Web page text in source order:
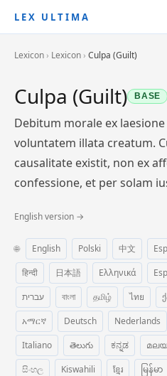
LEX ULTIMA
Lexicon › Lexicon › Culpa (Guilt)
Culpa (Guilt) BASE
Debitum morale ex
voluntatem illata creatum.
causalitate existit, non ex
confessione, et per solam
English version →
🌐 English Polski 中文
हिन्दी
日本語 Ελληνικά
עברית
বাংলা தமிழ் ไทย
አማርኛ
Deutsch Nederlands
Italiano
తెలుగు ಕನ್ನಡ
සිංහල
Kiswahili ខ្មែរ မြန်မာ